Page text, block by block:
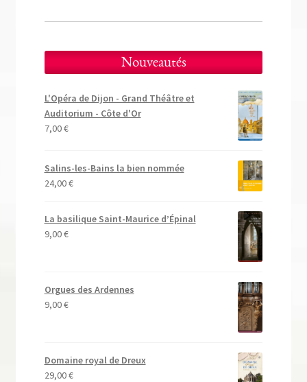
Nouveautés
L'Opéra de Dijon - Grand Théâtre et
Auditorium - Côte d'Or
7,00€
Salins-les-Bains la bien nommée
24,00€
La basilique Saint-Maurice d’Épinal
9,00€
Orgues des Ardennes
9,00€
Domaine royal de Dreux
29,00€